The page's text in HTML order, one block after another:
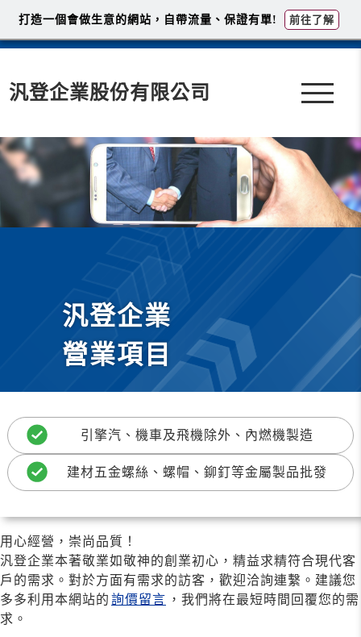
汎登企業股份有限公司
汎登企業
營業項目
引擎汽、機車及飛機除外、內燃機製造
建材五金螺絲、螺帽、鉚釘等金屬製品批發
用心經營，崇尚品質！
汎登企業本著敬業如敬神的創業初心，精益求精符合現代客
戶的需求。對於方面有需求的訪客，歡迎洽詢連繫。建議您
多多利用本網站的 詢價留言 ，我們將在最短時間回覆您的需
求。
打造一個會做生意的網站，自帶流量、保證有單! 前往了解